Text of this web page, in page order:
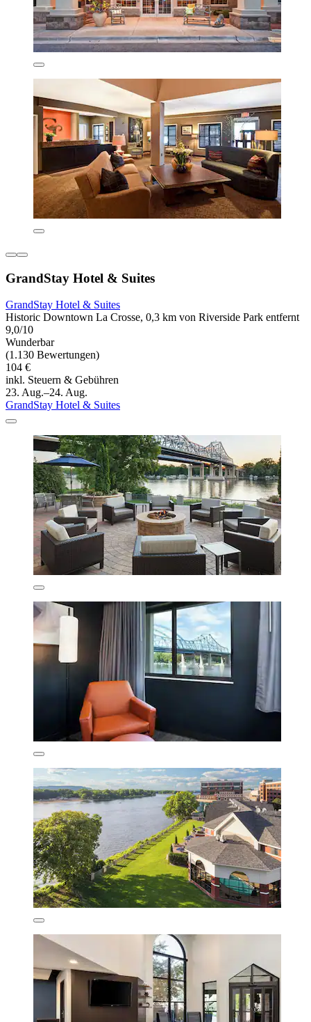
GrandStay Hotel & Suites
GrandStay Hotel & Suites
Historic Downtown La Crosse, 0,3 km von Riverside Park entfernt
9,0/10
Wunderbar
(1.130 Bewertungen)
104 €
inkl. Steuern & Gebühren
23. Aug.–24. Aug.
GrandStay Hotel & Suites